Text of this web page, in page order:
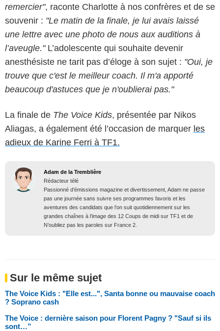
remercier", raconte Charlotte à nos confrères et de se
souvenir : "Le matin de la finale, je lui avais laissé
une lettre avec une photo de nous aux auditions à
l’aveugle."L’adolescente qui souhaite devenir
anesthésiste ne tarit pas d’éloge à son sujet : "Oui, je
trouve que c'est le meilleur coach. Il m'a apporté
beaucoup d'astuces que je n'oublierai pas."
La finale de The Voice Kids, présentée par Nikos
Aliagas, a également été l’occasion de marquer les
adieux de Karine Ferri à TF1.
Adam de la Tremblière
Rédacteur télé
Passionné d’émissions magazine et divertissement, Adam ne passe
pas une journée sans suivre ses programmes favoris et les
aventures des candidats que l’on suit quotidiennement sur les
grandes chaînes à l’image des 12 Coups de midi sur TF1 et de
N’oubliez pas les paroles sur France 2.
Sur le même sujet
The Voice Kids : "Elle est...", Santa bonne ou mauvaise coach
? Soprano cash
The Voice : dernière saison pour Florent Pagny ? "Sauf si ils
sont…”